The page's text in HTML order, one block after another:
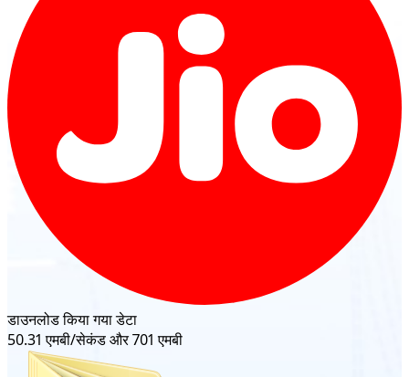
डाउनलोड किया गया डेटा
50.31 एमबी/सेकंड और 701 एमबी